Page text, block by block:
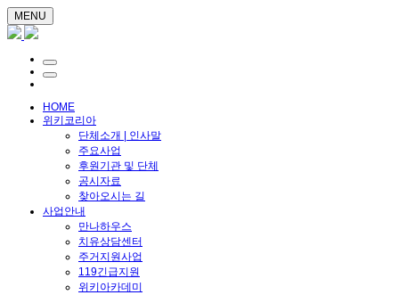
MENU
HOME
위키코리아
단체소개 | 인사말
주요사업
후원기관 및 단체
공시자료
찾아오시는 길
사업안내
만나하우스
치유상담센터
주거지원사업
119긴급지원
위키아카데미